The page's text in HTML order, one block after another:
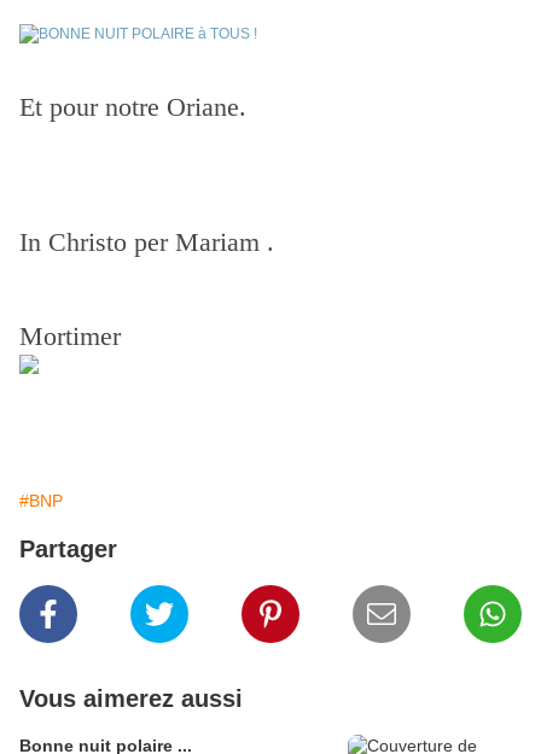
Et pour notre Oriane.
In Christo per Mariam .
Mortimer
#BNP
Partager
Vous aimerez aussi
Bonne nuit polaire ...